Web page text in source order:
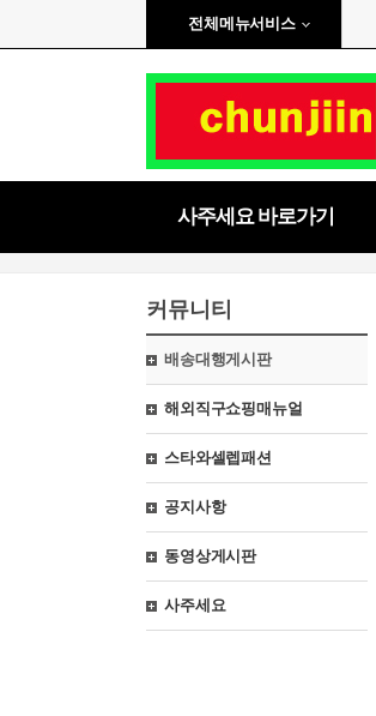
전체메뉴서비스
사주세요 바로가기
커뮤니티
배송대행게시판
해외직구쇼핑매뉴얼
스타와셀렙패션
공지사항
동영상게시판
사주세요